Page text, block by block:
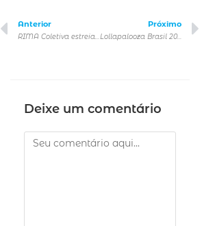
Anterior
RIMA Coletiva estreia espetáculo inédito Eu sou Thema e ela é minha Louise no Sesc Santo Amaro em setembro
Próximo
Lollapalooza Brasil 2025 anuncia line-up dividido por dia
Deixe um comentário